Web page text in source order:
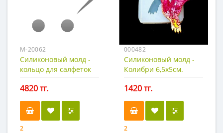
М-20062
Силиконовый молд -
кольцо для салфеток
4820 тг.
2
000482
Силиконовый молд -
Колибри 6,5х5см.
1420 тг.
2